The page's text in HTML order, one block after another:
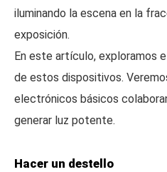
iluminando la escena en la
exposición.
En este artículo, exploramos
de estos dispositivos.
electrónicos básicos
generar luz potente.
Hacer un destello